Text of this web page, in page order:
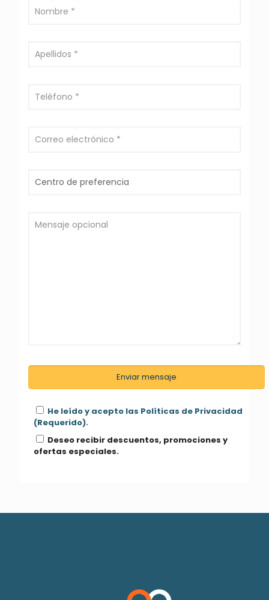
He leído y acepto las Políticas de Privacidad
(Requerido).
Deseo recibir descuentos, promociones y
ofertas especiales.